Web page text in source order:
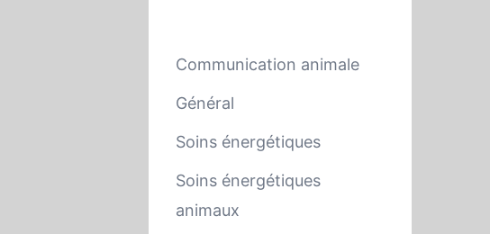
Communication animale
Général
Soins énergétiques
Soins énergétiques
animaux